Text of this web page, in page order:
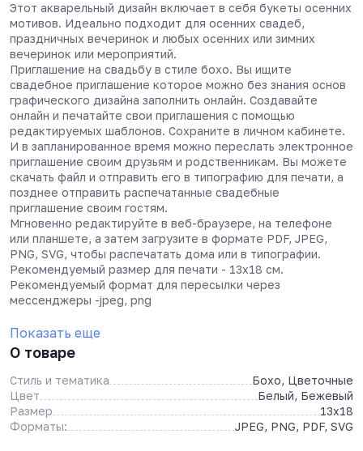
Этот акварельный дизайн включает в себя букеты осенних
мотивов. Идеально подходит для осенних свадеб,
праздничных вечеринок и любых осенних или зимних
вечеринок или мероприятий.
Приглашение на свадьбу в стиле бохо. Вы ищите
свадебное приглашение которое можно без знания основ
графического дизайна заполнить онлайн. Создавайте
онлайн и печатайте свои приглашения с помощью
редактируемых шаблонов. Сохраните в личном кабинете.
И в запланированное время можно переслать электронное
приглашение своим друзьям и родственникам. Вы можете
скачать файл и отправить его в типографию для печати, а
позднее отправить распечатанные свадебные
приглашение своим гостям.
Мгновенно редактируйте в веб-браузере, на телефоне
или планшете, а затем загрузите в формате PDF, JPEG,
PNG, SVG, чтобы распечатать дома или в типографии.
Рекомендуемый размер для печати - 13х18 см.
Рекомендуемый формат для пересылки через
мессенджеры -jpeg, png
Показать еще
О товаре
Стиль и тематика
Бохо, Цветочные
Цвет
Белый, Бежевый
Размер
13x18
Форматы:
JPEG, PNG, PDF, SVG